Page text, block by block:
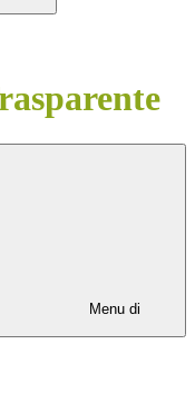
Menu di